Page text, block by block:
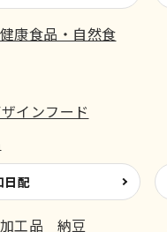
健康食品・自然食
インフード
日配
工品
納豆